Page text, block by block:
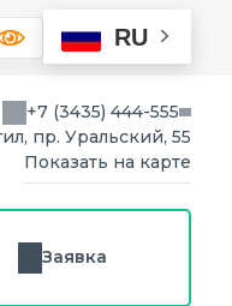
RU
+7 (3435) 444-555
пр. Уральский, 55
Показать на карте
Заявка